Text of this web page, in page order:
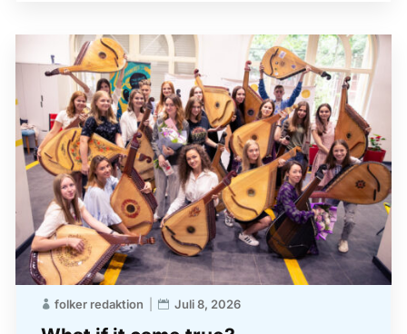
folker redaktion Juli 8, 2026